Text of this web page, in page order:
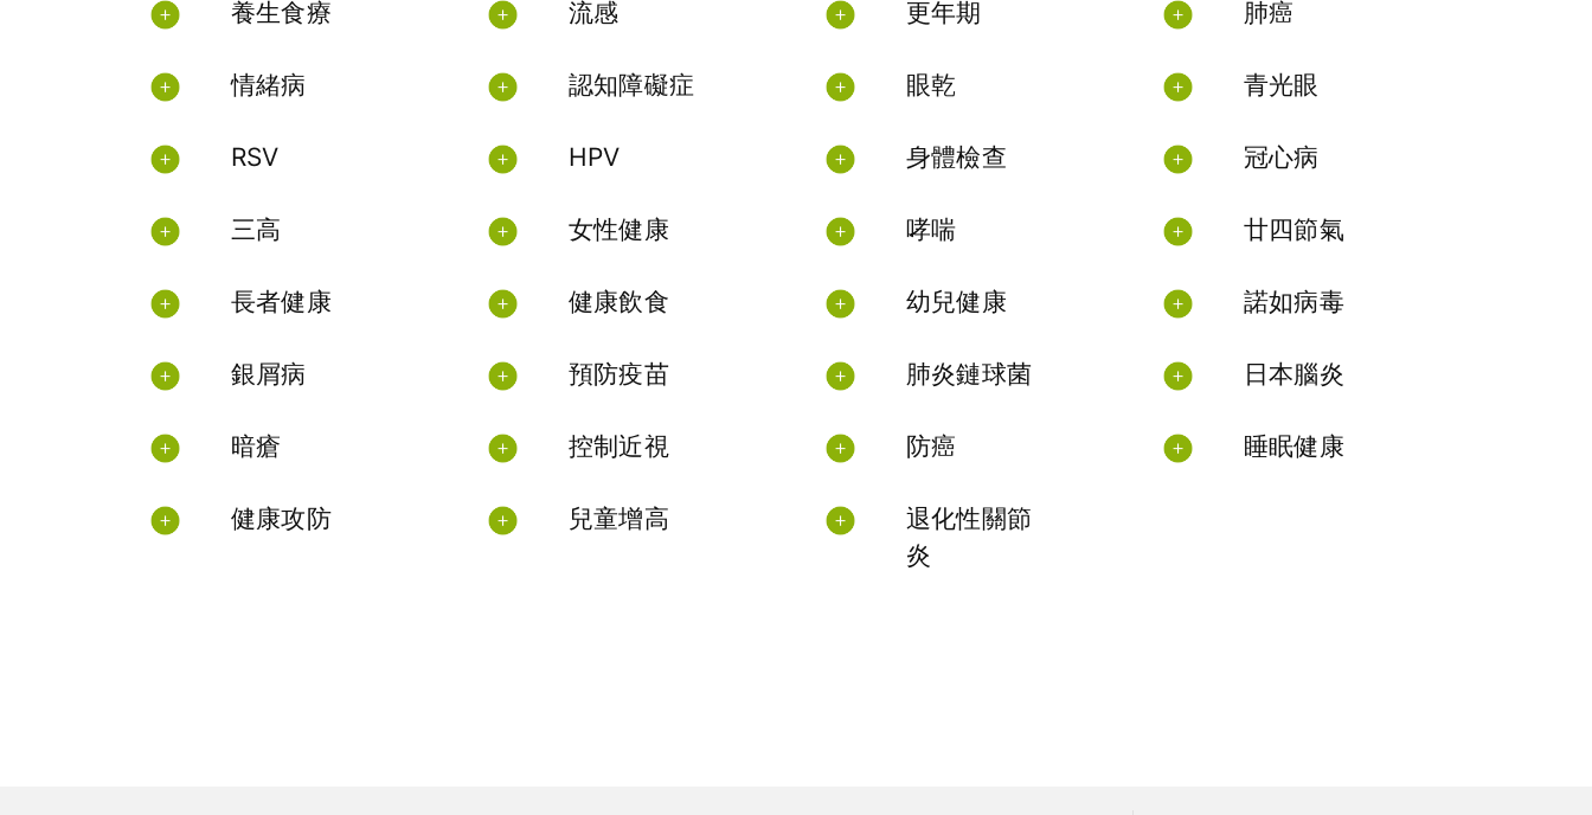
養生食療 流感 更年期 肺癌
情緒病 認知障礙症 眼乾 青光眼
RSV HPV 身體檢查 冠心病
三高 女性健康 哮喘 廿四節氣
長者健康 健康飲食 幼兒健康 諾如病毒
銀屑病 預防疫苗 肺炎鏈球菌 日本腦炎
暗瘡 控制近視 防癌 睡眠健康
健康攻防 兒童增高
退化性關節
炎